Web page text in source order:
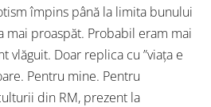
împins până la limita bunului
mai proaspăt. Probabil eram mai
vlăguit. Doar replica cu ”viața e
Pentru mine. Pentru
din RM, prezent la